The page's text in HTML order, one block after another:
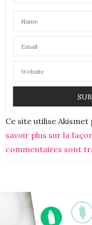
Ce site utilise
savoir plus sur la
commentaires sont